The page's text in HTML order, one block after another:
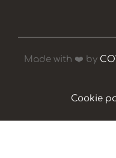
Made with ❤️ by
Cookie